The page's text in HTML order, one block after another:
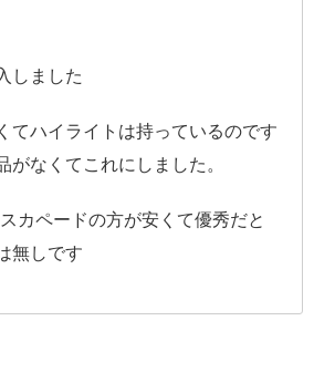
しました
てハイライトは持っているのです
がなくてこれにしました。
カペードの方が安くて優秀だと
無しです